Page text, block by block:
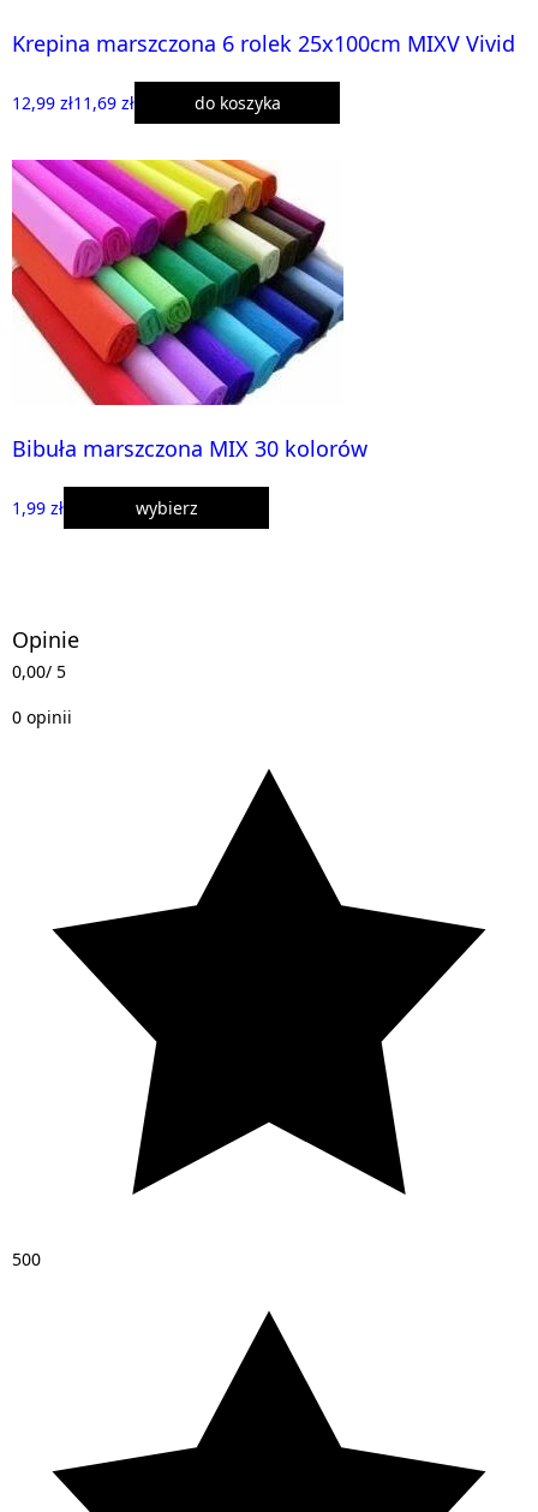
Krepina marszczona 6 rolek 25x100cm MIXV Vivid
12,99 zł11,69 zł do koszyka
Bibuła marszczona MIX 30 kolorów
1,99 zł wybierz
Opinie
0,00/ 5
0 opinii
500